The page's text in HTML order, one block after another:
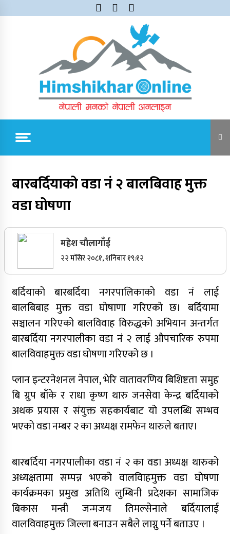
to
Himshikhar Online
सर्वोच्चले खारेज गर्‍यो दानबहादुर बुढाको रिट,
पदमुक्तिको निर्णय कायम
नेपाली कांग्रेसका वरिष्ठ नेता गोपालमान श्रेष्ठको निधन
सुर्खेतमा जिप दुर्घटना,१५ जना घाइते
जुम्लामा चरेससहित २१ वर्षीय युवक पक्राउ
जुम्लामा बेहोस अवस्थामा फेला परेका युवाको मृत्यु
नृपध्वज निरौलाको इजलासले उक्त निर्णय खारेजको
आदेश गरेको हो ।
जुम्लामा महिलामाथि जबरजस्ती करणी प्रयासको
आरोपमा एक पक्राउ
बारबर्दियाकाे वडा नं २ बालबिवाह मुक्त
वडा घोषणा
महेश चाैलागाँई
२२ मंसिर २०८१, शनिबार १९:१२
बर्दियाको बारबर्दिया नगरपालिकाकाे वडा नं लाई
बालबिबाह मुक्त वडा घाेषाणा गरिएकाे छ। बर्दियामा
सञ्चालन गरिएको बालविवाह विरुद्धको अभियान अन्तर्गत
बारबर्दिया नगरपालीका वडा नं २ लाई औपचारिक रुपमा
बालविवाहमुक्त वडा घोषणा गरिएको छ ।
प्लान इन्टरनेशनल नेपाल, भेरि वातावरणिय बिशिष्टता समुह
बि ग्रुप बाँके र राधा कृष्ण थारु जनसेवा केन्द्र बर्दियाको
अथक प्रयास र संयुक्त सहकार्यबाट यो उपलब्धि सम्भव
भएको वडा नम्बर २ का अध्यक्ष रामफेन थारुले बताए।
बारबर्दिया नगरपालीका वडा नं २ का वडा अध्यक्ष थारुको
अध्यक्षतामा सम्पन्न भएको वालविाहमुक्त वडा घोषणा
कार्यक्रमका प्रमुख अतिथि लुम्बिनी प्रदेशका सामाजिक
बिकास मन्त्री जन्मजय तिमल्सेनाले बर्दियालाई
वालविवाहमुक्त जिल्ला बनाउन सबैले लाग्नु पर्ने बताउए ।